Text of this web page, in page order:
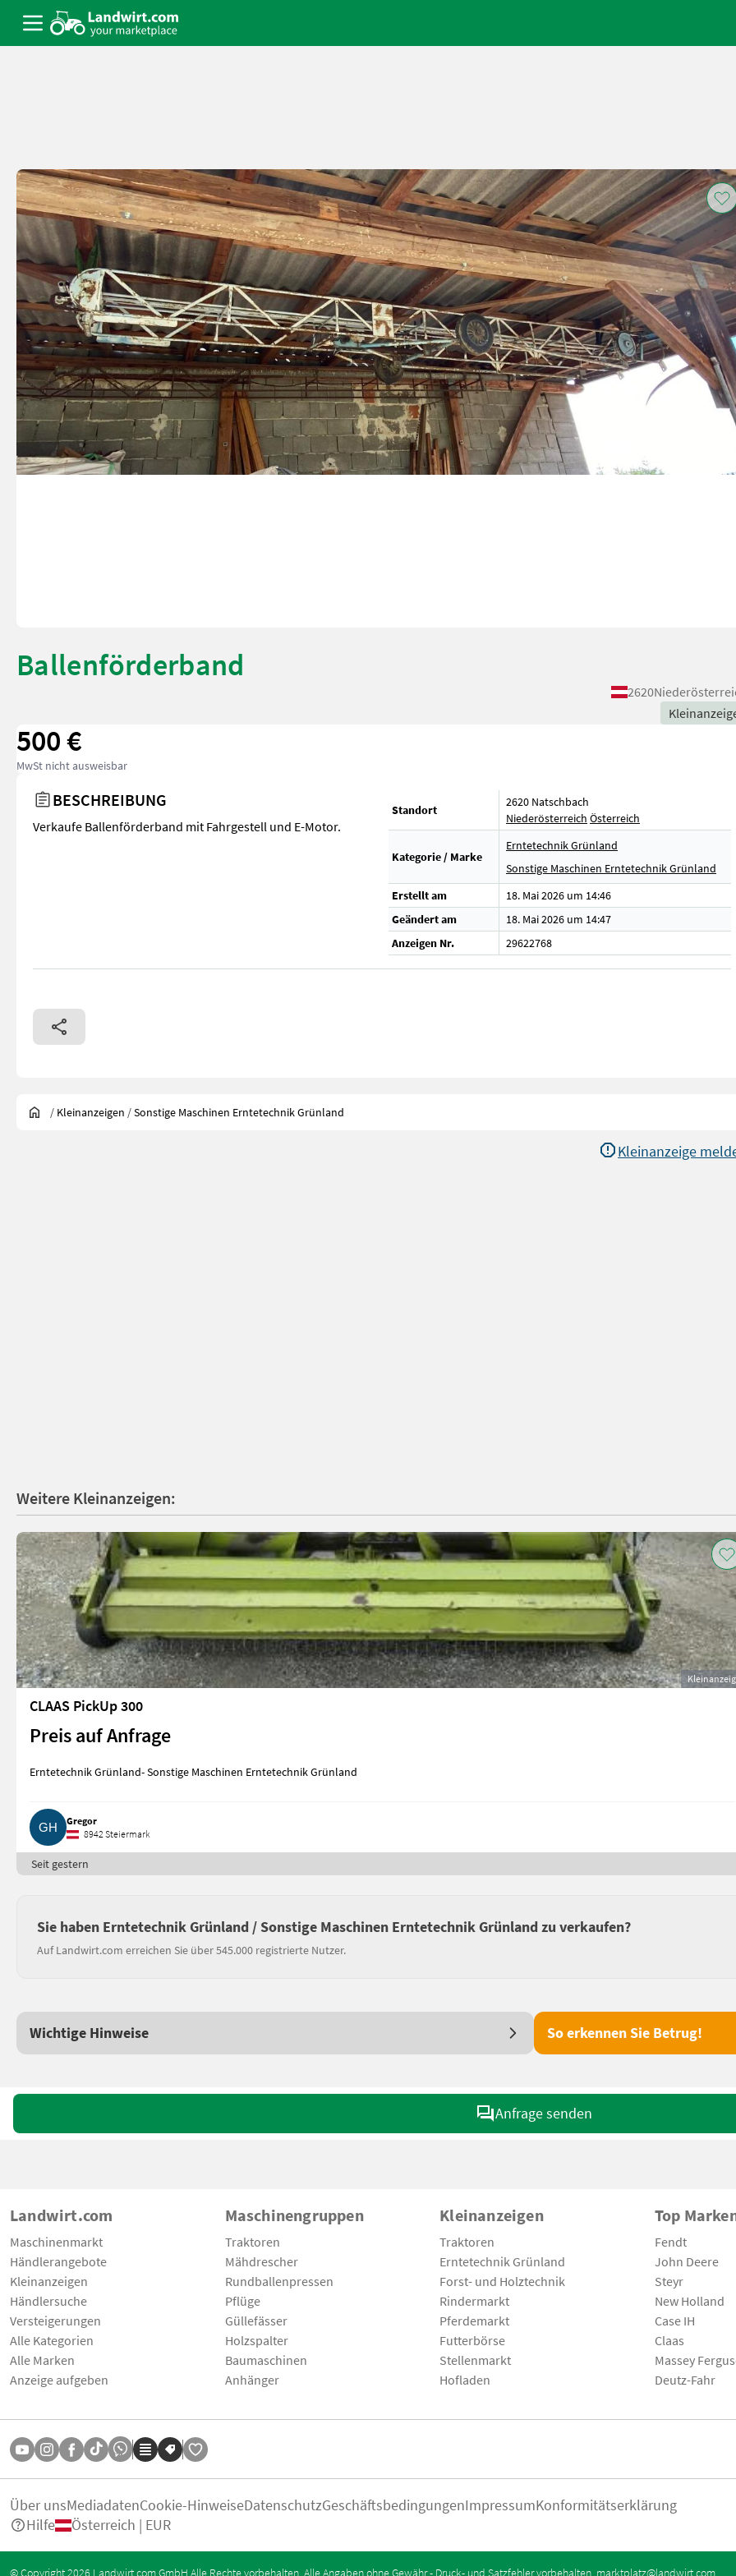
Ballenförderband
2620
500 €
MwSt nicht ausweisbar
BESCHREIBUNG
Verkaufe Ballenförderband mit Fahrgestell und E-Motor.
Standort
2620 Natschbach
Niederösterreich Österreich
Kategorie / Marke
Erntetechnik Grünland
Sonstige Maschinen Erntetechnik Grünland
Erstellt am
18. Mai 2026 um 14:46
Geändert am
18. Mai 2026 um 14:47
Anzeigen Nr.
29622768
/ Kleinanzeigen /Sonstige Maschinen Erntetechnik Grünland
Kleinanzeige
Weitere Kleinanzeigen:
CLAAS PickUp 300
Preis auf Anfrage
Erntetechnik Grünland- Sonstige Maschinen Erntetechnik Grünland
Gregor
8942 Steiermark
Seit gestern
Sie haben Erntetechnik Grünland / Sonstige Maschinen Erntetechnik Grünland zu verkaufen?
Auf Landwirt.com erreichen Sie über 545.000 registrierte Nutzer.
Wichtige Hinweise So erkennen Sie Betrug!
Anfrage senden
Landwirt.com
Maschinenmarkt
Händlerangebote
Kleinanzeigen
Händlersuche
Versteigerungen
Alle Kategorien
Alle Marken
Anzeige aufgeben
Maschinengruppen
Traktoren
Mähdrescher
Rundballenpressen
Pflüge
Güllefässer
Holzspalter
Baumaschinen
Anhänger
Kleinanzeigen
Traktoren
Erntetechnik Grünland
Forst- und Holztechnik
Rindermarkt
Pferdemarkt
Futterbörse
Stellenmarkt
Hofladen
Top
Fendt
John Deere
Steyr
New Holland
Case IH
Claas
Massey
Deutz-Fahr
Über unsMediadatenCookie-HinweiseDatenschutzGeschäftsbedingungenImpressumKonformitätserklärung
Hilfe
Österreich | EUR
© Copyright 2026 Landwirt.com GmbH Alle Rechte vorbehalten. Alle Angaben ohne Gewähr - Druck- und Satzfehler vorbehalten. marktplatz@landwirt.com